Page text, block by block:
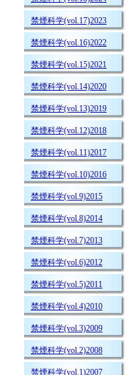
禁煙科学(vol.17)2023
禁煙科学(vol.16)2022
禁煙科学(vol.15)2021
禁煙科学(vol.14)2020
禁煙科学(vol.13)2019
禁煙科学(vol.12)2018
禁煙科学(vol.11)2017
禁煙科学(vol.10)2016
禁煙科学(vol.9)2015
禁煙科学(vol.8)2014
禁煙科学(vol.7)2013
禁煙科学(vol.6)2012
禁煙科学(vol.5)2011
禁煙科学(vol.4)2010
禁煙科学(vol.3)2009
禁煙科学(vol.2)2008
禁煙科学(vol.1)2007